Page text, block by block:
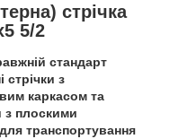
стрічка
5/2
стандарт
стрічки з
каркасом та
з плоскими
транспортування